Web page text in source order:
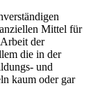
Mittel für
der
die in der
und
kaum oder gar